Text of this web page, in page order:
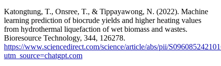
Katongtung, T., Onsree, T., & Tippayawong, N. (2022). Machine
learning prediction of biocrude yields and higher heating values
from hydrothermal liquefaction of wet biomass and wastes.
Bioresource Technology, 344, 126278.
https://www.sciencedirect.com/science/article/abs/pii/
utm_source=chatgpt.com